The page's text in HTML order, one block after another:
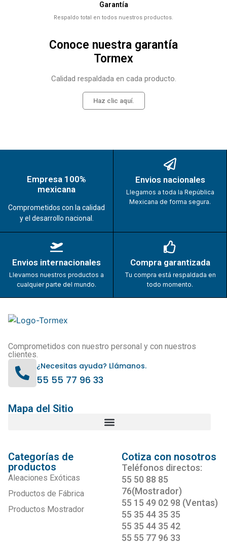
Garantía
Respaldo total en todos nuestros productos.
Conoce nuestra garantía
Tormex
Calidad respaldada en cada producto.
Haz clic aquí.
Empresa 100%
mexicana
Comprometidos con la calidad
y el desarrollo nacional.
Envios nacionales
Llegamos a toda la República
Mexicana de forma segura.
Envios internacionales
Llevamos nuestros productos a
cualquier parte del mundo.
Compra garantizada
Tu compra está respaldada en
todo momento.
Comprometidos con nuestro personal y con nuestros
clientes.
¿Necesitas ayuda? Llámanos.
55 55 77 96 33
Mapa del Sitio
Categorías de
productos
Aleaciones Exóticas
Productos de Fábrica
Productos Mostrador
Cotiza con nosotros
Teléfonos directos:
55 50 88 85
76(Mostrador)
55 15 49 02 98 (Ventas)
55 35 44 35 35
55 35 44 35 42
55 55 77 96 33